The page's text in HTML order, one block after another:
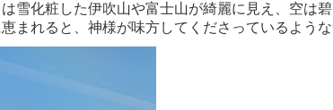
雪化粧した伊吹山や富士山が綺麗に見え、空は碧
まれると、神様が味方してくださっているような